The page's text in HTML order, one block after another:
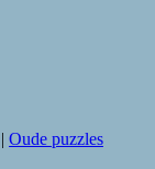
| Oude puzzles